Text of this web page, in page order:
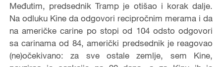
Međutim, predsednik Tramp je otišao i korak dalje.
Na odluku Kine da odgovori recipročnim merama i da
na američke carine po stopi od 104 odsto odgovori
sa carinama od 84, američki predsednik je reagovao
(ne)očekivano: za sve ostale zemlje, sem Kine,